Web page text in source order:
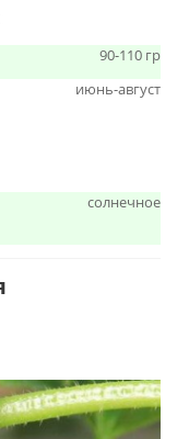
90-110 гр
июнь-август
солнечное